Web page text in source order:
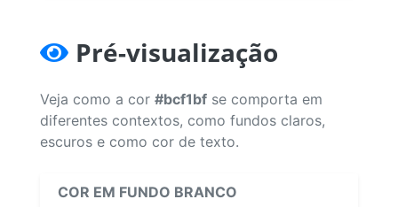
Pré-visualização
Veja como a cor #bcf1bf se comporta em
diferentes contextos, como fundos claros,
escuros e como cor de texto.
COR EM FUNDO BRANCO